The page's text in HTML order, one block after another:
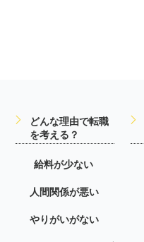
どんな理由で転職
を考える？
給料が少ない
人間関係が悪い
やりがいがない